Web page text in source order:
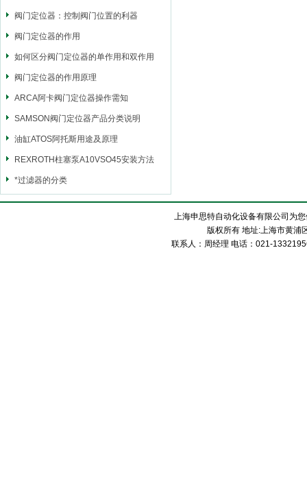
阀门定位器：控制阀门位置的利器
阀门定位器的作用
如何区分阀门定位器的单作用和双作用
阀门定位器的作用原理
ARCA阿卡阀门定位器操作需知
SAMSON阀门定位器产品分类说明
油缸ATOS阿托斯用途及原理
REXROTH柱塞泵A10VSO45安装方法
*过滤器的分类
上海申思特自动化设备有限公司为
版权所有 地址:上海市黄浦
联系人：周经理 电话：021-